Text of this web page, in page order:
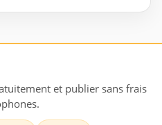
et publier sans frais